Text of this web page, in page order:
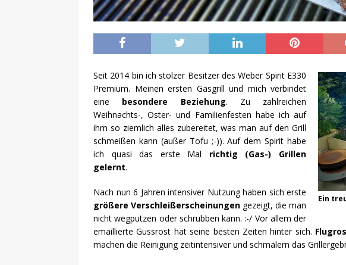
Ein
Seit 2014 bin ich stolzer Besitzer des Weber Spirit E330
Premium. Meinen ersten Gasgrill und mich verbindet
eine besondere Beziehung. Zu zahlreichen
Weihnachts-, Oster- und Familienfesten habe ich auf
ihm so ziemlich alles zubereitet, was man auf den Grill
schmeißen kann (außer Tofu ;-)). Auf dem Spirit habe
ich quasi das erste Mal richtig (Gas-) Grillen
gelernt.
Nach nun 6 Jahren intensiver Nutzung haben sich erste
größere Verschleißerscheinungen gezeigt, die man
nicht wegputzen oder schrubben kann. :-/ Vor allem der
emaillierte Gussrost hat seine besten Zeiten hinter sich.
machen die Reinigung zeitintensiver und schmälern das